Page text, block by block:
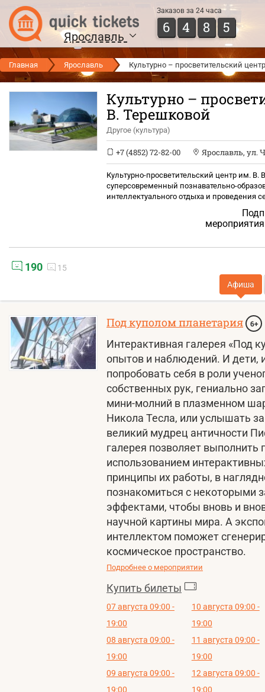
Ярославль
Заказов за 24 часа
6 4 8 5
Главная Ярославль Культурно – просветительский
Культурно –
В. Терешковой
Другое (культура)
+7 (4852) 72-82-00 Ярославль, ул.
Культурно-просветительский центр им.
суперсовременный познавательно-
интеллектуального отдыха и проведения
190
15
Афиша
Под куполом планетария 6+
Интерактивная галерея «Под
опытов и наблюдений. И
попробовать себя в роли
собственных рук, гениально
мини-молний в плазменном
Никола Тесла, или услышать
великий мудрец античности
галерея позволяет выполнить
использованием
принципы их работы, в
познакомиться с некоторыми
эффектами, чтобы вновь и
научной картины мира. А
интеллектом поможет
космическое пространство.
Подробнее о мероприятии
Купить билеты
07 августа 09:00 -
19:00
08 августа 09:00 -
19:00
09 августа 09:00 -
19:00
10 августа 09:00 -
19:00
11 августа 09:00 -
19:00
12 августа 09:00 -
19:00